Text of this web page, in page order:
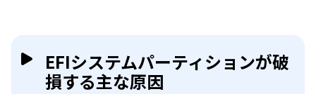
EFIシステムパーティションが破
損する主な原因